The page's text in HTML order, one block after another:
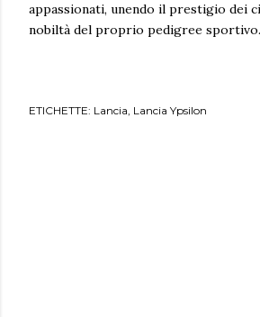
appassionati, unendo il prestigio dei
nobiltà del proprio pedigree sportivo.
ETICHETTE: Lancia Lancia Ypsilon